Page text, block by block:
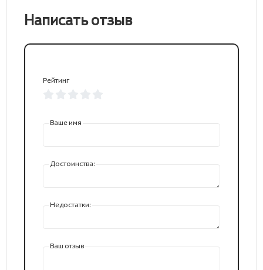
Написать отзыв
Рейтинг
Ваше имя
Достоинства:
Недостатки:
Ваш отзыв